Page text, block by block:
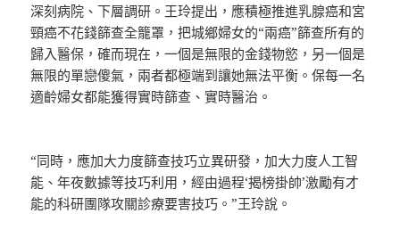
深刻病院、下層調研。王玲提出，應積極推進乳腺癌和宮
頸癌不花錢篩查全籠罩，把城鄉婦女的“兩癌”篩查所有的
歸入醫保，確而現在，一個是無限的金錢物慾，另一個是
無限的單戀傻氣，兩者都極端到讓她無法平衡。保每一名
適齡婦女都能獲得實時篩查、實時醫治。
“同時，應加大力度篩查技巧立異研發，加大力度人工智
能、年夜數據等技巧利用，經由過程‘揭榜掛帥’激勵有才
能的科研團隊攻關診療要害技巧。”王玲說。